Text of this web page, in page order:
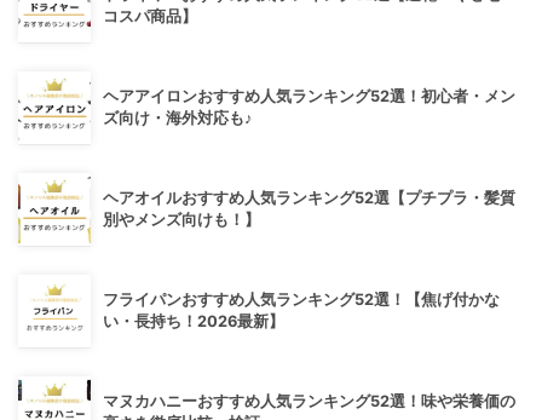
コスパ商品】
ヘアアイロンおすすめ人気ランキング52選！初心者・メン
ズ向け・海外対応も♪
ヘアオイルおすすめ人気ランキング52選【プチプラ・髪質
別やメンズ向けも！】
フライパンおすすめ人気ランキング52選！【焦げ付かな
い・長持ち！2026最新】
マヌカハニーおすすめ人気ランキング52選！味や栄養価の